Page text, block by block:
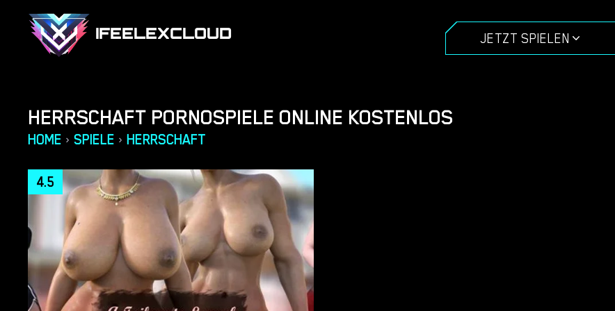
IFEELEXCLOUD JETZT SPIELEN
HERRSCHAFT PORNOSPIELE ONLINE KOSTENLOS
HOME › SPIELE › HERRSCHAFT
4.5